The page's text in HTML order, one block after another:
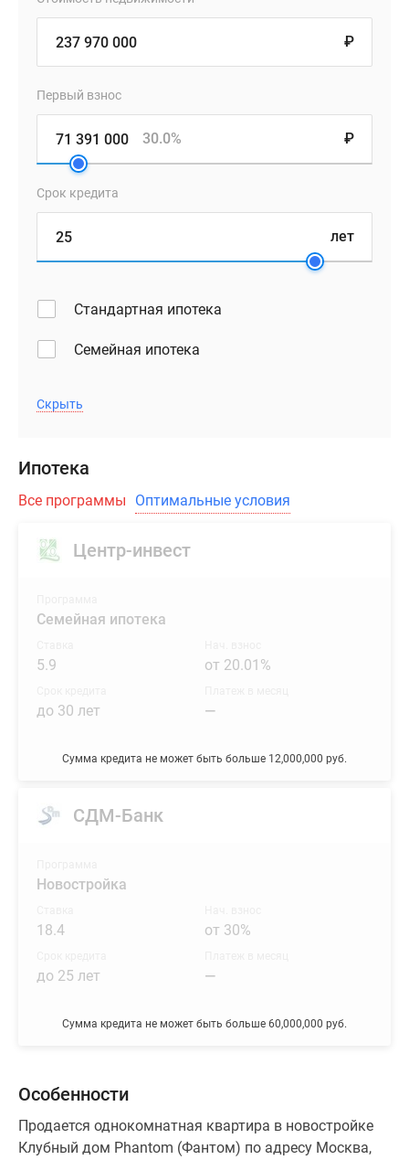
₽
Первый взнос
₽
30.0%
Срок кредита
лет
Стандартная ипотека
Семейная ипотека
Скрыть
Ипотека
Все программы Оптимальные условия
Центр-инвест
Сумма кредита не может быть больше 12,000,000 руб.
Семейная ипотека
5.9 от 20.01%
до 30 лет —
СДМ-Банк
Сумма кредита не может быть больше 60,000,000 руб.
Новостройка
18.4 от 30%
до 25 лет —
Особенности
Продается однокомнатная квартира в новостройке
Клубный дом Phantom (Фантом) по адресу Москва,